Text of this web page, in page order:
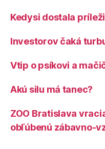
Kedysi dostala
Investorov čaká
Vtip o psíkovi a
Akú silu má tanec?
ZOO Bratislava
obľúbenú zábavno-